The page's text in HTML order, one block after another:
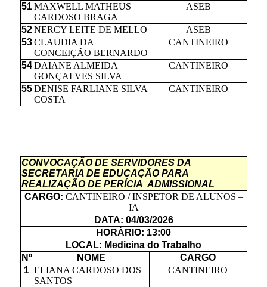
51 MAXWELL MATHEUS
CARDOSO BRAGA
ASEB
52 NERCY LEITE DE MELLO
ASEB
53 CLAUDIA DA
CONCEIÇÃO BERNARDO
CANTINEIRO
54 DAIANE ALMEIDA
GONÇALVES SILVA
CANTINEIRO
55 DENISE FARLIANE SILVA
COSTA
CANTINEIRO
CONVOCAÇÃO DE SERVIDORES DA
SECRETARIA DE EDUCAÇÃO PARA
REALIZAÇÃO DE PERÍCIA ADMISSIONAL
CARGO: CANTINEIRO / INSPETOR DE ALUNOS –
IA
DATA: 04/03/2026
HORÁRIO: 13:00
LOCAL: Medicina do Trabalho
Nº
NOME
CARGO
1 ELIANA CARDOSO DOS
SANTOS
CANTINEIRO